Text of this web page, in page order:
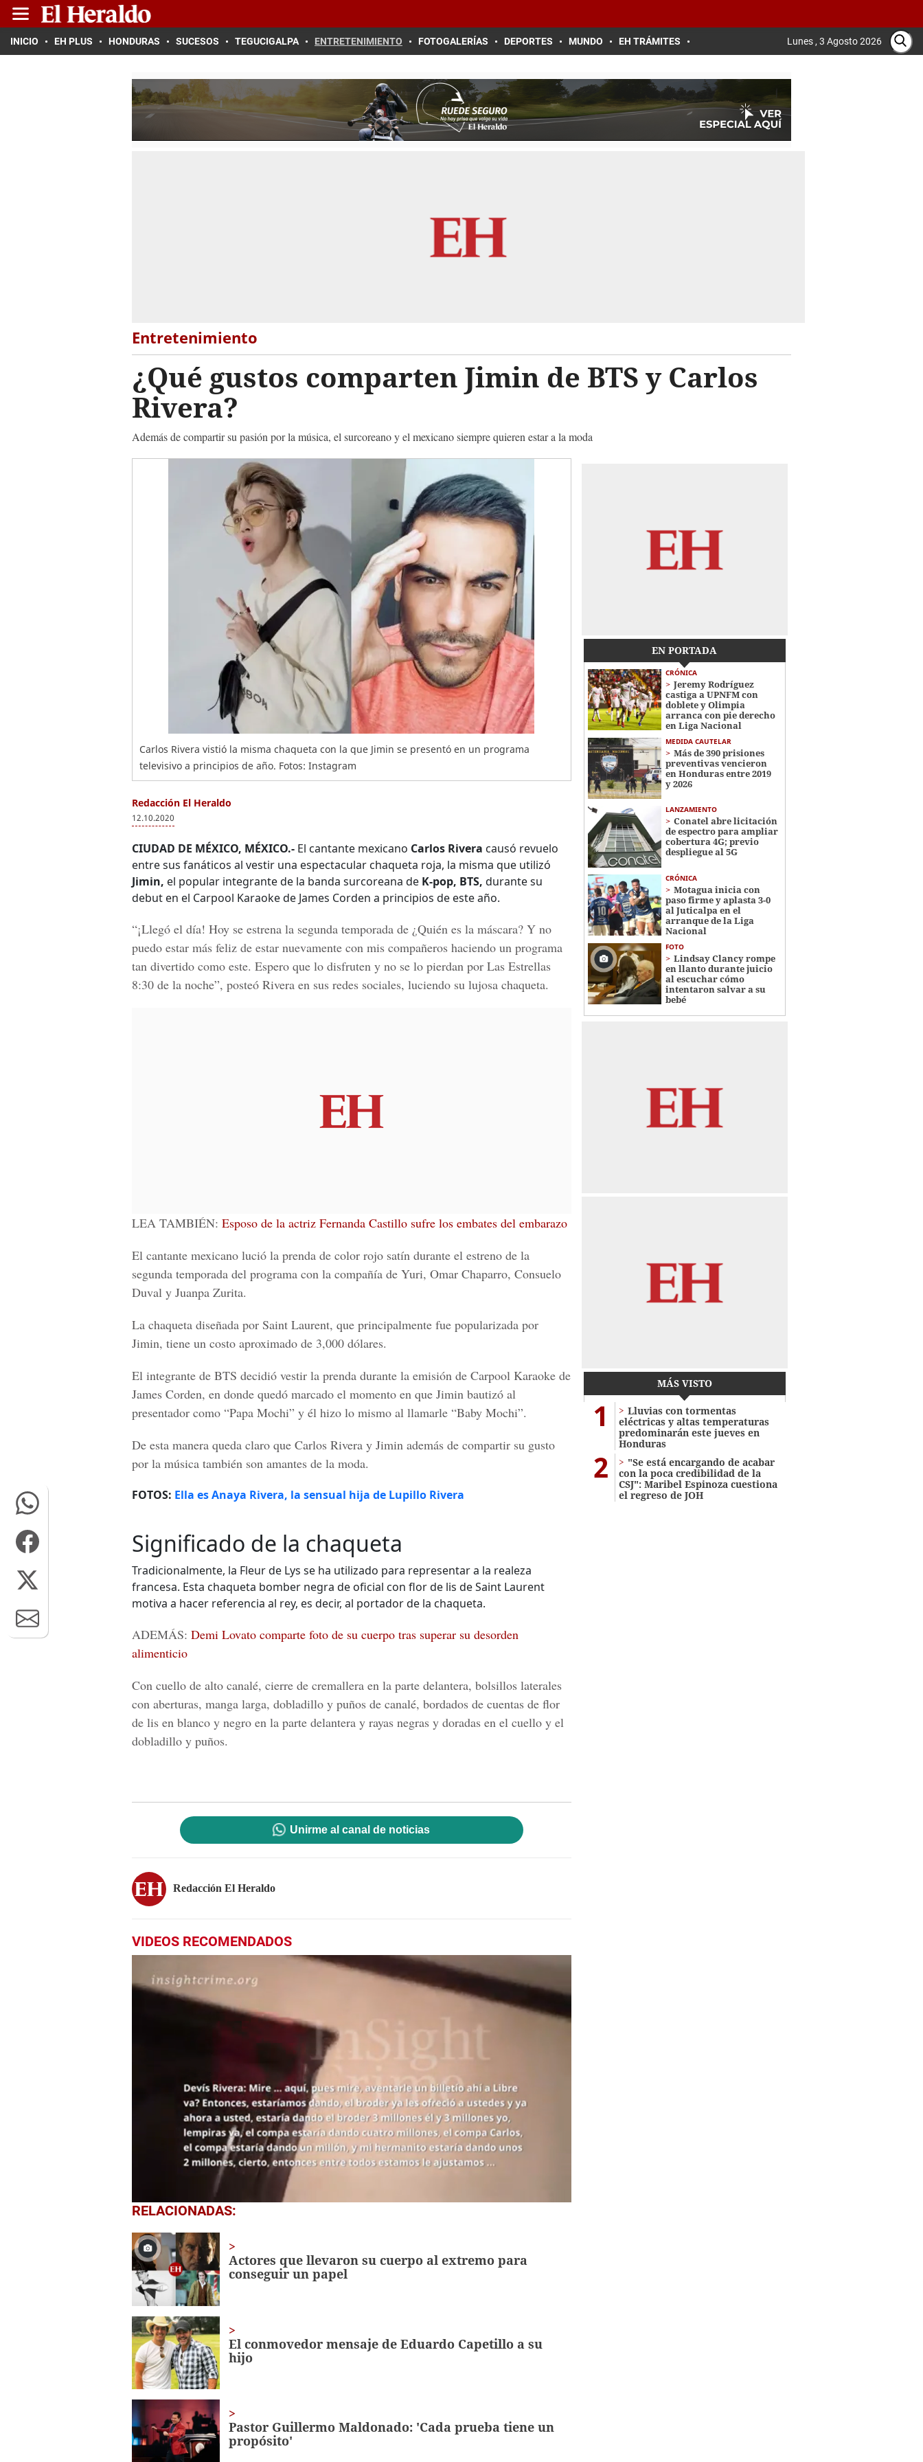
INICIO EH PLUS HONDURAS SUCESOS TEGUCIGALPA ENTRETENIMIENTO FOTOGALERÍAS DEPORTES MUNDO EH TRÁMITES Lunes , 3 Agosto 2026
Entretenimiento
¿Qué gustos comparten Jimin de BTS y Carlos
Rivera?
Además de compartir su pasión por la música, el surcoreano y el mexicano siempre quieren estar a la moda
Carlos Rivera vistió la misma chaqueta con la que Jimin se presentó en un programa
televisivo a principios de año. Fotos: Instagram
Redacción El Heraldo
12.10.2020
CIUDAD DE MÉXICO, MÉXICO.- El cantante mexicano Carlos Rivera causó revuelo
entre sus fanáticos al vestir una espectacular chaqueta roja, la misma que utilizó
Jimin, el popular integrante de la banda surcoreana de K-pop, BTS, durante su
debut en el Carpool Karaoke de James Corden a principios de este año.
“¡Llegó el día! Hoy se estrena la segunda temporada de ¿Quién es la máscara? Y no
puedo estar más feliz de estar nuevamente con mis compañeros haciendo un programa
tan divertido como este. Espero que lo disfruten y no se lo pierdan por Las Estrellas
8:30 de la noche”, posteó Rivera en sus redes sociales, luciendo su lujosa chaqueta.
LEA TAMBIÉN: Esposo de la actriz Fernanda Castillo sufre los embates del embarazo
El cantante mexicano lució la prenda de color rojo satín durante el estreno de la
segunda temporada del programa con la compañía de Yuri, Omar Chaparro, Consuelo
Duval y Juanpa Zurita.
La chaqueta diseñada por Saint Laurent, que principalmente fue popularizada por
Jimin, tiene un costo aproximado de 3,000 dólares.
El integrante de BTS decidió vestir la prenda durante la emisión de Carpool Karaoke de
James Corden, en donde quedó marcado el momento en que Jimin bautizó al
presentador como “Papa Mochi” y él hizo lo mismo al llamarle “Baby Mochi”.
De esta manera queda claro que Carlos Rivera y Jimin además de compartir su gusto
por la música también son amantes de la moda.
FOTOS: Ella es Anaya Rivera, la sensual hija de Lupillo Rivera
Significado de la chaqueta
Tradicionalmente, la Fleur de Lys se ha utilizado para representar a la realeza
francesa. Esta chaqueta bomber negra de oficial con flor de lis de Saint Laurent
motiva a hacer referencia al rey, es decir, al portador de la chaqueta.
ADEMÁS: Demi Lovato comparte foto de su cuerpo tras superar su desorden
alimenticio
Con cuello de alto canalé, cierre de cremallera en la parte delantera, bolsillos laterales
con aberturas, manga larga, dobladillo y puños de canalé, bordados de cuentas de flor
de lis en blanco y negro en la parte delantera y rayas negras y doradas en el cuello y el
dobladillo y puños.
Unirme al canal de noticias
Redacción El Heraldo
VIDEOS RECOMENDADOS
0
seconds
1
minute,
49
secondsVolume
0%
RELACIONADAS:
Actores que llevaron su cuerpo al extremo para
conseguir un papel
El conmovedor mensaje de Eduardo Capetillo a su
hijo
Pastor Guillermo Maldonado: 'Cada prueba tiene un
propósito'
EN PORTADA
CRÓNICA
Jeremy Rodríguez
castiga a UPNFM con
doblete y Olimpia
arranca con pie derecho
en Liga Nacional
MEDIDA CAUTELAR
Más de 390 prisiones
preventivas vencieron
en Honduras entre 2019
y 2026
LANZAMIENTO
Conatel abre licitación
de espectro para ampliar
cobertura 4G; previo
despliegue al 5G
CRÓNICA
Motagua inicia con
paso firme y aplasta 3-0
al Juticalpa en el
arranque de la Liga
Nacional
FOTO
Lindsay Clancy rompe
en llanto durante juicio
al escuchar cómo
intentaron salvar a su
bebé
MÁS VISTO
1
Lluvias con tormentas
eléctricas y altas temperaturas
predominarán este jueves en
Honduras
2
"Se está encargando de acabar
con la poca credibilidad de la
CSJ": Maribel Espinoza cuestiona
el regreso de JOH